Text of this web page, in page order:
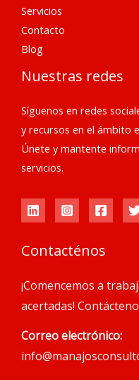
Servicios
Contacto
Blog
Nuestras redes
Síguenos en redes
y recursos en el ámbito
Únete y mantente
servicios.
Contacténos
¡Comencemos a
acertadas!
Correo electrónico: